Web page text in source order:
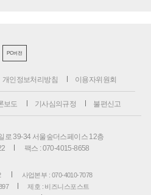
PC버전
개인정보처리방침 이용자위원회
보도 기사심의규정 불편신고
로 39-34 서울숲더스페이스 12층
팩스 : 070-4015-8658
사업본부 : 070-4010-7078
제호 : 비즈니스포스트